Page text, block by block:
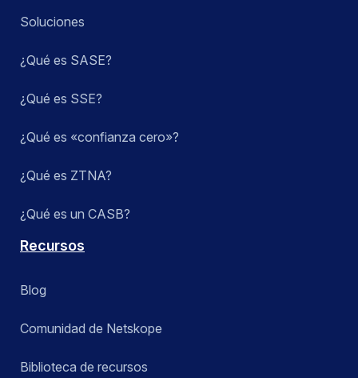
Soluciones
¿Qué es SASE?
¿Qué es SSE?
¿Qué es «confianza cero»?
¿Qué es ZTNA?
¿Qué es un CASB?
Recursos
Blog
Comunidad de Netskope
Biblioteca de recursos